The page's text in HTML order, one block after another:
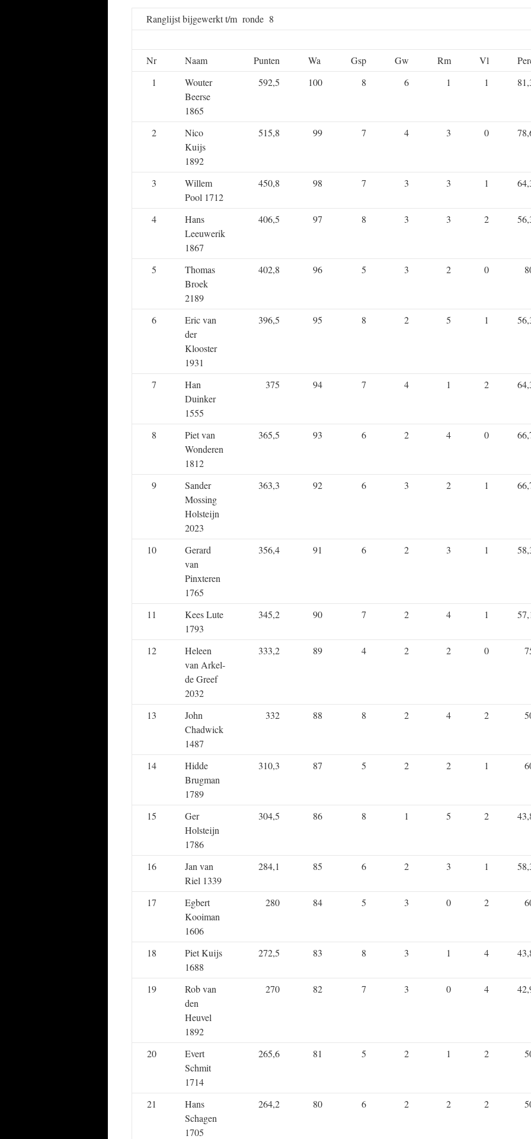
Ranglijst bijgewerkt t/m ronde 8
Nr Naam Punten Wa Gsp Gw Rm Vl
1
Wouter
Beerse
1865
592,5 100 8 6 1 1
2
Nico
Kuijs
1892
515,8 99 7 4 3 0
3
Willem
Pool 1712
450,8 98 7 3 3 1
4
Hans
Leeuwerik
1867
406,5 97 8 3 3 2
5
Thomas
Broek
2189
402,8 96 5 3 2 0
6
Eric van
der
Klooster
1931
396,5 95 8 2 5 1
7
Han
Duinker
1555
375 94 7 4 1 2
8
Piet van
Wonderen
1812
365,5 93 6 2 4 0
9
Sander
Mossing
Holsteijn
2023
363,3 92 6 3 2 1
10
Gerard
van
Pinxteren
1765
356,4 91 6 2 3 1
11
Kees Lute
1793
345,2 90 7 2 4 1
12
Heleen
van Arkel-
de Greef
2032
333,2 89 4 2 2 0
13
John
Chadwick
1487
332 88 8 2 4 2
14
Hidde
Brugman
1789
310,3 87 5 2 2 1
15
Ger
Holsteijn
1786
304,5 86 8 1 5 2
16
Jan van
Riel 1339
284,1 85 6 2 3 1
17
Egbert
Kooiman
1606
280 84 5 3 0 2
18
Piet Kuijs
1688
272,5 83 8 3 1 4
19
Rob van
den
Heuvel
1892
270 82 7 3 0 4
20
Evert
Schmit
1714
265,6 81 5 2 1 2
21
Hans
Schagen
1705
264,2 80 6 2 2 2